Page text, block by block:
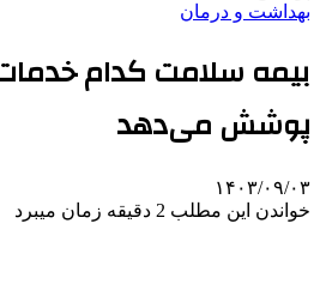
بهداشت و درمان
بیمه سلامت کدام خدمات
پوشش می‌دهد
۱۴۰۳/۰۹/۰۳
خواندن این مطلب 2 دقیقه زمان میبرد